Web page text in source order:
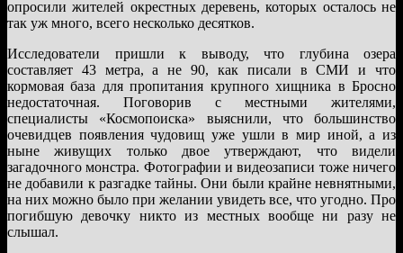
опросили жителей окрестных деревень, которых осталось не
так уж много, всего несколько десятков.
Исследователи пришли к выводу, что глубина озера
составляет 43 метра, а не 90, как писали в СМИ и что
кормовая база для пропитания крупного хищника в Бросно
недостаточная. Поговорив с местными жителями,
специалисты «Космопоиска» выяснили, что большинство
очевидцев появления чудовищ уже ушли в мир иной, а из
ныне живущих только двое утверждают, что видели
загадочного монстра. Фотографии и видеозаписи тоже ничего
не добавили к разгадке тайны. Они были крайне невнятными,
на них можно было при желании увидеть все, что угодно. Про
погибшую девочку никто из местных вообще ни разу не
слышал.